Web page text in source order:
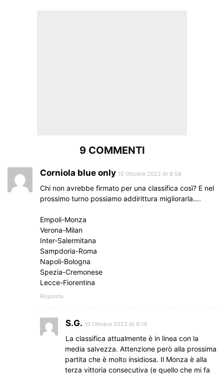
9 COMMENTI
Corniola blue only 10 Ottobre 2022 At 8:58
Chi non avrebbe firmato per una classifica così? E nel
prossimo turno possiamo addirittura migliorarla….
Empoli-Monza
Verona-Milan
Inter-Salermitana
Sampdoria-Roma
Napoli-Bologna
Spezia-Cremonese
Lecce-Fiorentina
Risposta
S.G. 10 Ottobre 2022 At 9:14
La classifica attualmente è in linea con la
media salvezza. Attenzione però alla prossima
partita che è molto insidiosa. Il Monza è alla
terza vittoria consecutiva (e quello che mi fa